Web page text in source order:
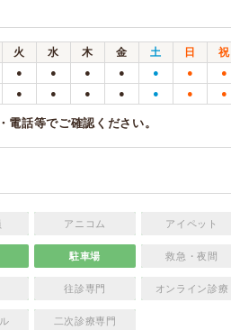
火 水 木 金 土 日
祝
● ● ● ● ● ● ●
● ● ● ● ● ● ●
電話等でご確認ください。
アニコム アイペット
駐車場 救急・夜間
往診専門 オンライン診療
二次診療専門